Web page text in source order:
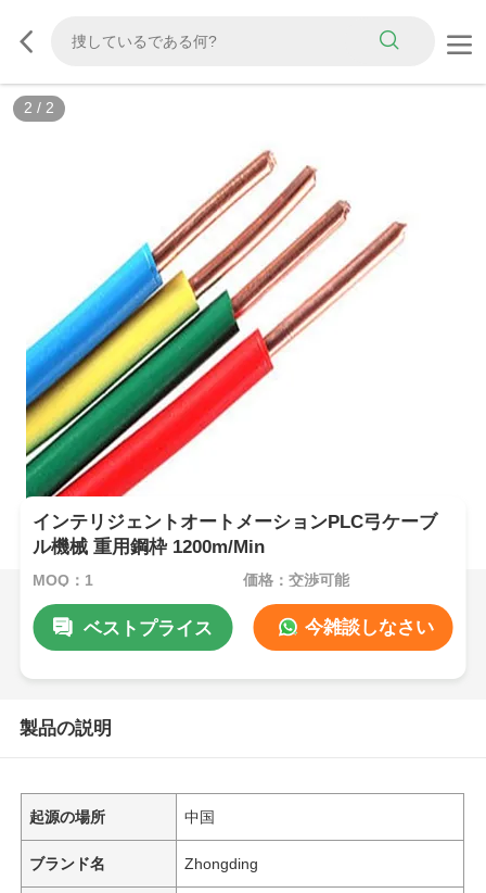
2 / 2
インテリジェントオートメーションPLC弓ケーブ
ル機械 重用鋼枠 1200m/Min
MOQ：1 価格：交渉可能
ベストプライス 今雑談しなさい
製品の説明
起源の場所 中国
ブランド名 Zhongding